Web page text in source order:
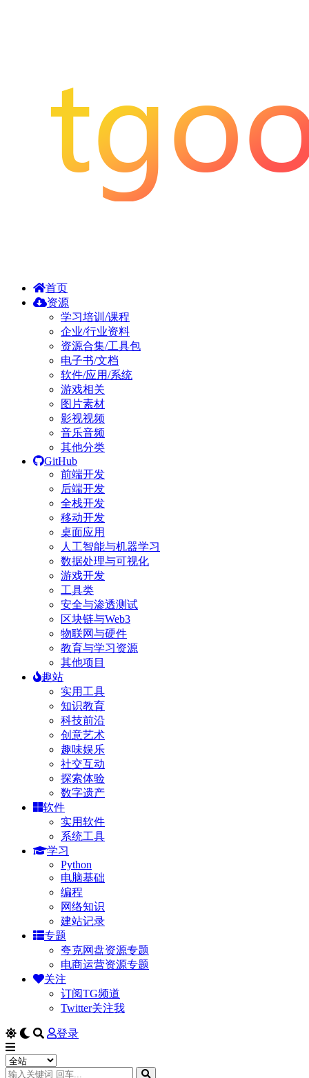
首页
资源
学习培训/课程
企业/行业资料
资源合集/工具包
电子书/文档
软件/应用/系统
游戏相关
图片素材
影视视频
音乐音频
其他分类
GitHub
前端开发
后端开发
全栈开发
移动开发
桌面应用
人工智能与机器学习
数据处理与可视化
游戏开发
工具类
安全与渗透测试
区块链与Web3
物联网与硬件
教育与学习资源
其他项目
趣站
实用工具
知识教育
科技前沿
创意艺术
趣味娱乐
社交互动
探索体验
数字遗产
软件
实用软件
系统工具
学习
Python
电脑基础
编程
网络知识
建站记录
专题
夸克网盘资源专题
电商运营资源专题
关注
订阅TG频道
Twitter关注我
登录